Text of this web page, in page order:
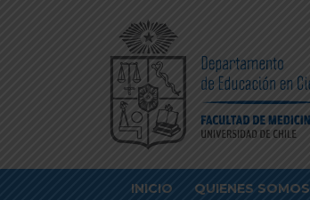
INICIO QUIENES SOMOS